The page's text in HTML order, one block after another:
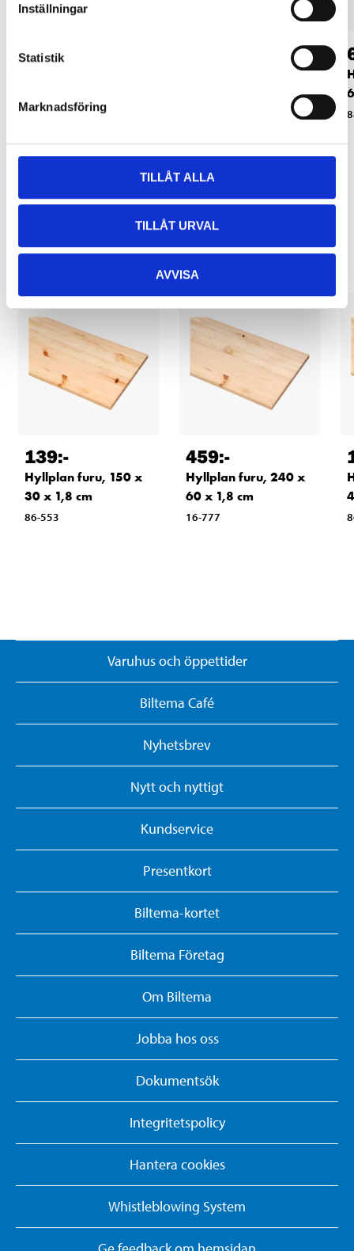
Inställningar
Statistik
Marknadsföring
TILLÅT ALLA
TILLÅT URVAL
AVVISA
599:-
16-751
Hyllplan furu, 210 x
Relaterade produkter
139:-
Hyllplan furu, 150 x
30 x 1,8 cm
86-553
459:-
Hyllplan furu, 240 x
60 x 1,8 cm
16-777
Varuhus och öppettider
Biltema Café
Nyhetsbrev
Nytt och nyttigt
Kundservice
Presentkort
Biltema-kortet
Biltema Företag
Om Biltema
Jobba hos oss
Dokumentsök
Integritetspolicy
Hantera cookies
Whistleblowing System